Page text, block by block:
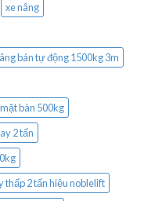
xe nâng
bán tự động 1500kg 3m
bàn 500kg
2 tấn
thấp 2 tấn hiệu noblelift